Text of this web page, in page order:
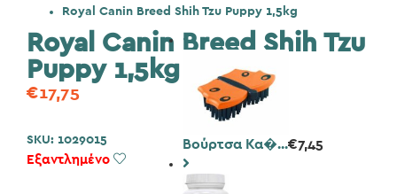
Royal Canin Breed Shih Tzu Puppy 1,5kg
Βούρτσα Κα�...€7,45
Royal Canin Breed Shih Tzu
Puppy 1,5kg
€17,75
SKU: 1029015
Εξαντλημένο Add to Wishlist